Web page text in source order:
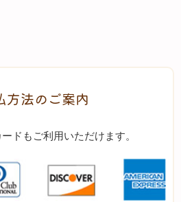
方法のご案内
ドもご利用いただけます。